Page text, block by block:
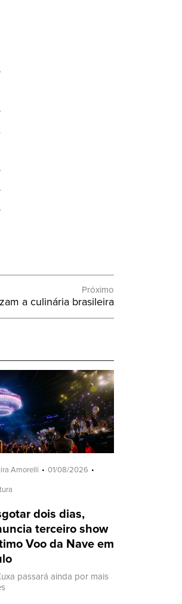
Próximo
a culinária brasileira
Amorelli 01/08/2026
dois dias,
terceiro show
Voo da Nave em
passará ainda por mais